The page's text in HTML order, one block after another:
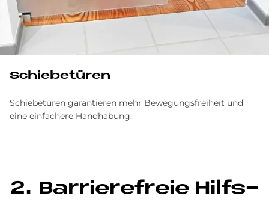
Schie­be­tü­ren
Schiebetüren garantieren mehr Bewegungs­freiheit und
eine einfachere Hand­habung.
2. Bar­rie­re­freie Hilfs­